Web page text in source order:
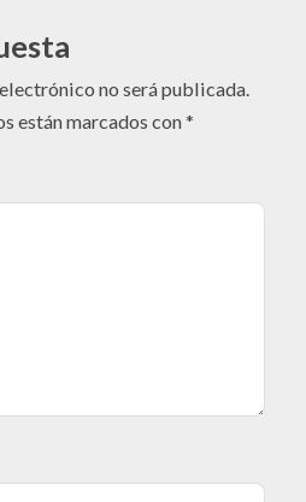
no será publicada.
están marcados con*